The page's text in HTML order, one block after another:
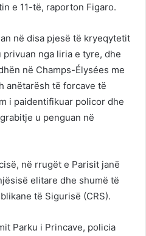
e 11-të, raporton Figaro.
në disa pjesë të kryeqytetit
nga liria e tyre, dhe
në Champs-Élysées me
anëtarësh të forcave të
i paidentifikuar policor dhe
u penguan në
në rrugët e Parisit janë
elitare dhe shumë të
të Sigurisë (CRS).
Parku i Princave, policia